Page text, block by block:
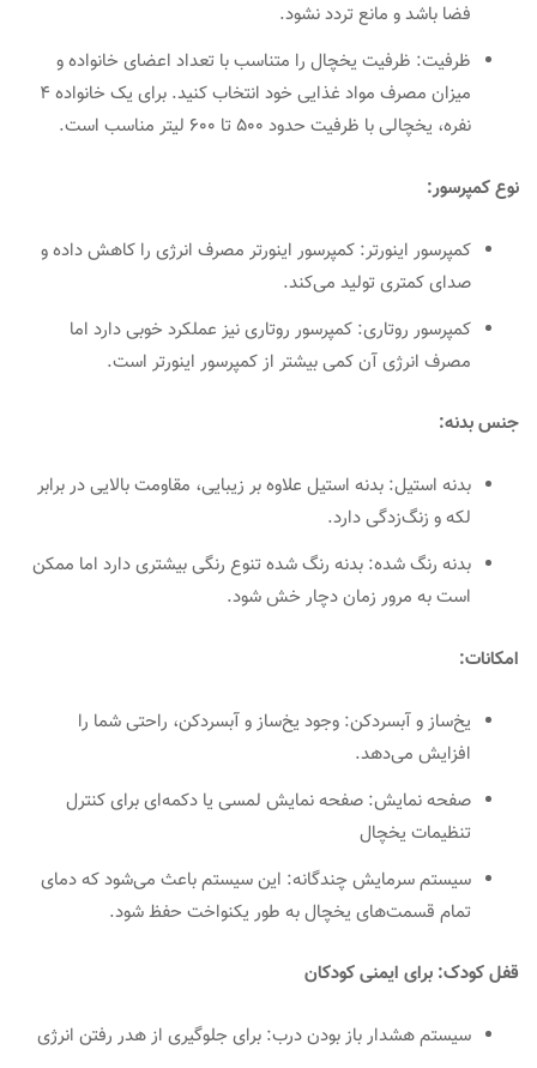
فضا باشد و مانع تردد نشود.
ظرفیت: ظرفیت یخچال را متناسب با تعداد اعضای خانواده و
میزان مصرف مواد غذایی خود انتخاب کنید. برای یک خانواده ۴
نفره، یخچالی با ظرفیت حدود ۵۰۰ تا ۶۰۰ لیتر مناسب است.
نوع کمپرسور:
کمپرسور اینورتر: کمپرسور اینورتر مصرف انرژی را کاهش داده و
صدای کمتری تولید می‌کند.
کمپرسور روتاری: کمپرسور روتاری نیز عملکرد خوبی دارد اما
مصرف انرژی آن کمی بیشتر از کمپرسور اینورتر است.
جنس بدنه:
بدنه استیل: بدنه استیل علاوه بر زیبایی، مقاومت بالایی در برابر
لکه و زنگ‌زدگی دارد.
بدنه رنگ شده: بدنه رنگ شده تنوع رنگی بیشتری دارد اما ممکن
است به مرور زمان دچار خش شود.
امکانات:
یخ‌ساز و آبسردکن: وجود یخ‌ساز و آبسردکن، راحتی شما را
افزایش می‌دهد.
صفحه نمایش: صفحه نمایش لمسی یا دکمه‌ای برای کنترل
تنظیمات یخچال
سیستم سرمایش چندگانه: این سیستم باعث می‌شود که دمای
تمام قسمت‌های یخچال به طور یکنواخت حفظ شود.
قفل کودک: برای ایمنی کودکان
سیستم هشدار باز بودن درب: برای جلوگیری از هدر رفتن انرژی